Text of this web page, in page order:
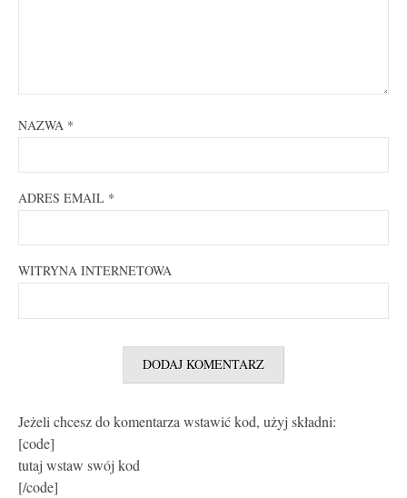
NAZWA *
ADRES EMAIL *
WITRYNA INTERNETOWA
Jeżeli chcesz do komentarza wstawić kod, użyj składni:
[code]
tutaj wstaw swój kod
[/code]